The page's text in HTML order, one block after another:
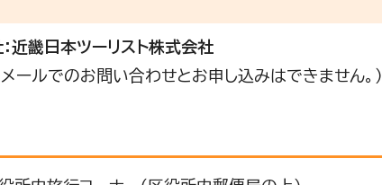
近畿日本ツーリスト株式会社
メールでのお問い合わせとお申し込みはできません。）